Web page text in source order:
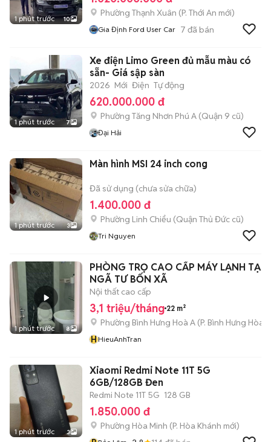
1 phút trước 10
Phường Thạnh Xuân (P. Thới An mới)
Gia Định Ford User Car 7 đã bán
1 phút trước 7
Xe điện Limo Green đủ mẫu màu có
sẵn- Giá sập sàn
2026 Mới Điện Tự động
620.000.000 đ
Phường Tăng Nhơn Phú A (Quận 9 cũ)
Đại Hải
1 phút trước 3
Màn hình MSI 24 inch cong
Đã sử dụng (chưa sửa chữa)
1.400.000 đ
Phường Linh Chiểu (Quận Thủ Đức cũ)
Tri Nguyen
1 phút trước 8
PHÒNG TRỌ CAO CẤP MÁY LẠNH TẠI
NGÃ TƯ BỐN XÃ
Nội thất cao cấp
3,1 triệu/tháng 22 m²
Phường Bình Hưng Hoà A (P. Bình Hưng Hòa
HHieuAnhTran
1 phút trước 3
Xiaomi Redmi Note 11T 5G
6GB/128GB Đen
Redmi Note 11T 5G 128 GB
1.850.000 đ
Phường Hòa Minh (P. Hòa Khánh mới)